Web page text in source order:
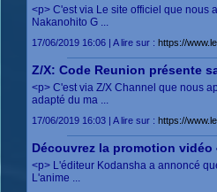
<p> C'est via Le site officiel que nous
Nakanohito G ...
17/06/2019 16:06 | A lire sur : https://
Z/X: Code Reunion présente
<p> C'est via Z/X Channel que nous
adapté du ma ...
17/06/2019 16:03 | A lire sur : https://
Découvrez la promotion vidéo
<p> L'éditeur Kodansha a annoncé
L'anime ...